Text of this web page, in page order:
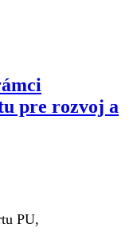
pre rozvoj a
PU,